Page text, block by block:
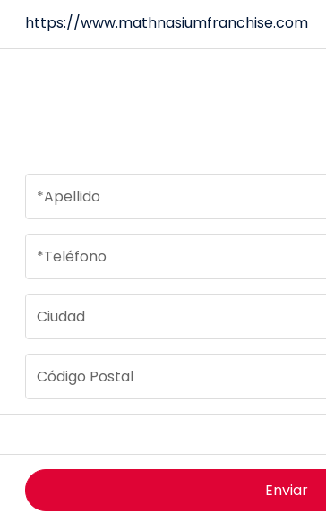
https://www.mathnasiumfranchise.com
Enviar